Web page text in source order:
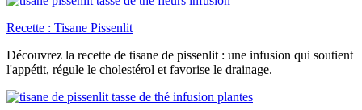
Recette : Tisane Pissenlit
Découvrez la recette de tisane de pissenlit : une infusion qui soutient
l'appétit, régule le cholestérol et favorise le drainage.